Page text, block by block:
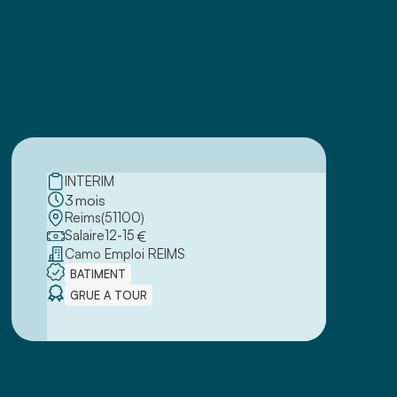
INTERIM
3mois
Reims(51100)
Salaire12-15€
Camo Emploi REIMS
BATIMENT
GRUE A TOUR